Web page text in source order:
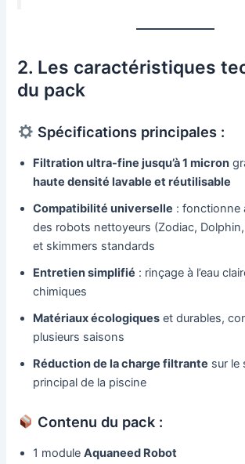
2. Les caractéristiques
du pack
Spécifications principales :
Filtration ultra-fine jusqu’à 1 micron
haute densité lavable et réutilisable
Compatibilité universelle : fonctionne
des robots nettoyeurs (Zodiac,
et skimmers standards
Entretien simplifié : rinçage à l’eau
chimiques
Matériaux écologiques et durables,
plusieurs saisons
Réduction de la charge filtrante sur le
principal de la piscine
Contenu du pack :
1 moduleAquaneed Robot